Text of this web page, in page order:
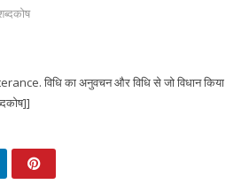
विधि का अनुवचन और विधि से जो विधान किया